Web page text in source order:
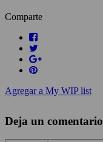
Comparte
Agregar a My WIP list
Deja un comentario